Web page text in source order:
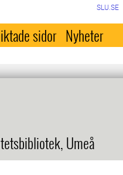
SLU.SE
sidor Nyheter
Umeå